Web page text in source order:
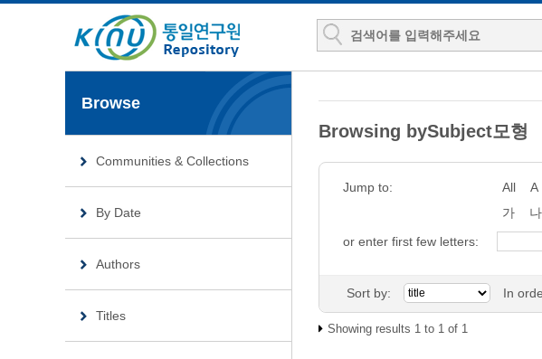
Browse
Communities & Collections
By Date
Authors
Titles
Browsing bySubject모형
Jump to: All A
가
나
or enter first few letters:
Sort by: In
Showing results 1 to 1 of 1